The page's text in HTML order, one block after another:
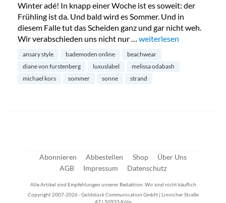
Winter adé! In knapp einer Woche ist es soweit: der
Frühling ist da. Und bald wird es Sommer. Und in
diesem Falle tut das Scheiden ganz und gar nicht weh.
Wir verabschieden uns nicht nur … „Beachwear von Ansary
weiterlesen
ansary style bademoden online
beachwear
diane von furstenberg
luxuslabel
melissa odabash
michael kors
sommer sonne strand
Abonnieren Abbestellen Shop
Über Uns
AGB
Impressum Datenschutz
Alle Artikel sind Empfehlungen unserer Redaktion. Wir sind nicht käuflich
Copyright 2007-2026 - Goldstück Communication GmbH | Linnicher Straße
47 | 50933 Köln